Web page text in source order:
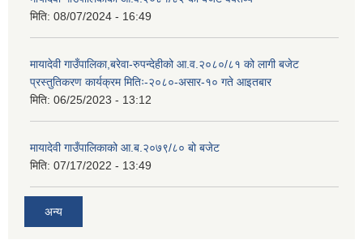
मिति: 08/07/2024 - 16:49
मायादेवी गाउँपालिका,बरेवा-रुपन्देहीको आ.व.२०८०/८१ को लागी बजेट
प्रस्तुतिकरण कार्यक्रम मितिः-२०८०-असार-१० गते आइतबार
मिति: 06/25/2023 - 13:12
मायादेवी गाउँपालिकाको आ.ब.२०७९/८० बो बजेट
मिति: 07/17/2022 - 13:49
अन्य